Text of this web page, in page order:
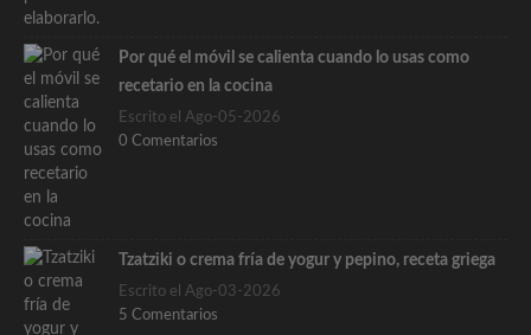
Por qué el móvil se calienta cuando lo usas como
recetario en la cocina
Escrito el Ago-05-2026
0 Comentarios
Tzatziki o crema fría de yogur y pepino, receta griega
Escrito el Ago-03-2026
5 Comentarios